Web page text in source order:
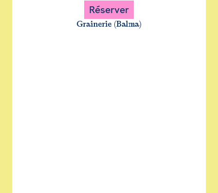
Réserver
Grainerie (Balma)